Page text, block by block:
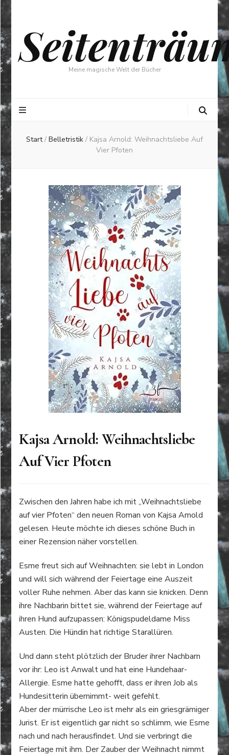
Meine magische Welt der Bücher
Start / Belletristik / Kajsa Arnold: Weihnachtsliebe Auf
Vier Pfoten
Kajsa Arnold: Weihnachtsliebe
Auf Vier Pfoten
Zwischen den Jahren habe ich mit „Weihnachtsliebe
auf vier Pfoten“ den neuen Roman von Kajsa Arnold
gelesen. Heute möchte ich dieses schöne Buch in
einer Rezension näher vorstellen.
Esme freut sich auf Weihnachten: sie lebt in London
und will sich während der Feiertage eine Auszeit
voller Ruhe nehmen. Aber das kann sie knicken. Denn
ihre Nachbarin bittet sie, während der Feiertage auf
ihren Hund aufzupassen: Königspudeldame Miss
Austen. Die Hündin hat richtige Starallüren.
Und dann steht plötzlich der Bruder ihrer Nachbarn
vor ihr: Leo ist Anwalt und hat eine Hundehaar-
Allergie. Esme hatte gehofft, dass er ihren Job als
Hundesitterin übernimmt- weit gefehlt.
Aber der mürrische Leo ist mehr als ein griesgrämiger
Jurist. Er ist eigentlich gar nicht so schlimm, wie Esme
nach und nach herausfindet. Und sie verbringt die
Feiertage mit ihm. Der Zauber der Weihnacht nimmt